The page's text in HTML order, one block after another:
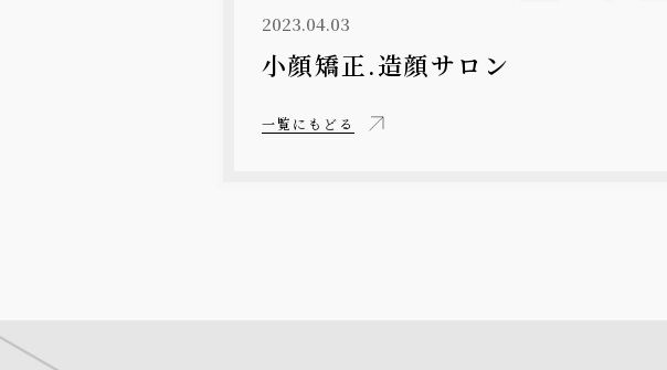
2023.04.03
小顔矯正.造顔サロン
一覧にもどる